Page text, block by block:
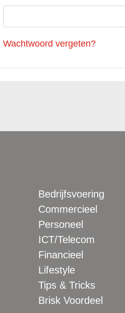
Wachtwoord vergeten?
Bedrijfsvoering
Commercieel
Personeel
ICT/Telecom
Financieel
Lifestyle
Tips & Tricks
Brisk Voordeel